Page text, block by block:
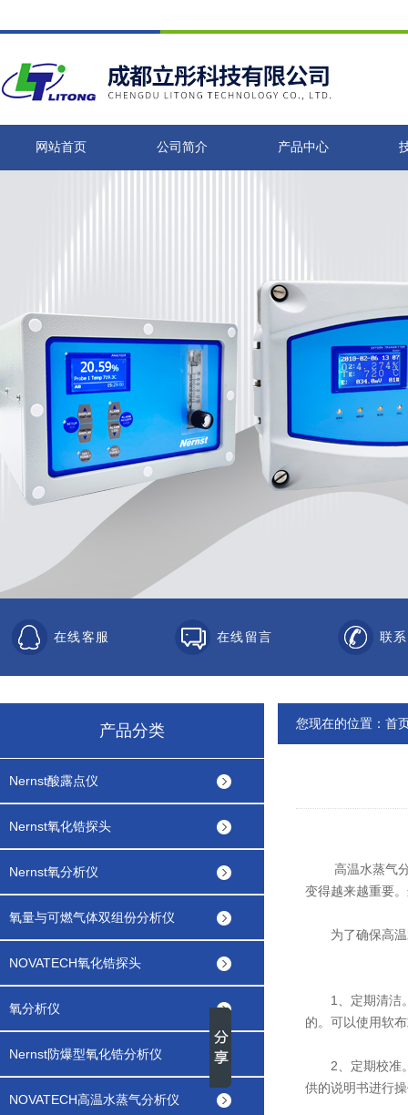
网站首页 公司简介 产品中心
在线客服 在线留言 联
产品分类
Nernst酸露点仪
Nernst氧化锆探头
Nernst氧分析仪
氧量与可燃气体双组份分析仪
NOVATECH氧化锆探头
氧分析仪
Nernst防爆型氧化锆分析仪
NOVATECH高温水蒸气分析仪
您现在的位置： 首
高温水蒸气分
变得越来越重要
为了确保高
1、定期清洁。
的。可以使用软
2、定期校准。
供的说明书进行